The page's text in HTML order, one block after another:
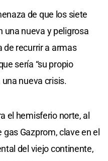
de que los siete
una nueva y peligrosa
de recurrir a armas
sería “su propio
nueva crisis.
el hemisferio norte, al
Gazprom, clave en el
del viejo continente,